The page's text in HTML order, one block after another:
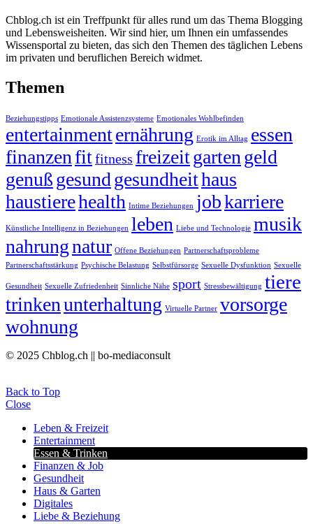
Chblog.ch ist ein Treffpunkt für alles rund um das Thema Blogging
und Lebensweisheiten. Wir sind hier, um Ihnen ein umfassendes
Wissensportal zu bieten, das sich den Themen des täglichen Lebens
im privaten und beruflichen Bereich widmet.
Themen
Beziehungstipps Emotionale Assistenzsysteme Emotionales Wohlbefinden
entertainmenternährung Erotik im Alltag essen
finanzen fitfitness freizeitgarten geld
genußgesund gesundheithaus
haustierehealth Intime Beziehungen jobkarriere
Künstliche Intelligenz in Beziehungen leben Liebe und Technologie musik
nahrungnatur Offene Beziehungen Partnerschaftsprobleme
Partnerschaftsstärkung Psychische Belastung Selbstfürsorge Sexuelle Dysfunktion Sexuelle
Gesundheit Sexuelle Zufriedenheit Sinnliche Nähe sport Stressbewältigung tiere
trinkenunterhaltung Virtuelle Partner vorsorge
wohnung
© 2025 Chblog.ch || bo-mediaconsult
Back to Top
Close
Leben & Freizeit
Entertainment
Essen & Trinken
Finanzen & Job
Gesundheit
Haus & Garten
Digitales
Liebe & Beziehung